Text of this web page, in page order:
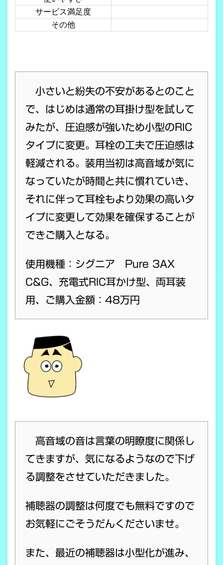
サービス満足度
その他
小さいと紛失の不安があるとのこと
で、はじめは通常の耳掛け型を試して
みたが、圧迫感が強いため小型のRIC
タイプに変更。耳栓の工夫で圧迫感は
軽減される。装用当初は高音域が気に
なっていたが時間と共に慣れていき、
それに伴って耳栓もより効果の高いタ
イプに変更して効果を確保することが
できご購入となる。
使用機種：シグニア Pure 3AX
C&G、充電式RIC耳かけ型、両耳装
用、ご購入金額：48万円
高音域の音は言葉の明瞭度に関係し
てきますが、気になるようなので下げ
る調整をさせていただきました。
補聴器の調整は何度でも無料ですので
お気軽にごそうだんくださいませ。
また、最近の補聴器は小型化が進み、